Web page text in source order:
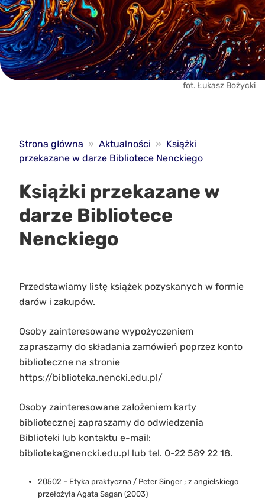
fot. Łukasz Bożycki
Strona główna » Aktualności » Książki
przekazane w darze Bibliotece Nenckiego
Książki przekazane w
darze Bibliotece
Nenckiego
Przedstawiamy listę książek pozyskanych w formie
darów i zakupów.
Osoby zainteresowane wypożyczeniem
zapraszamy do składania zamówień poprzez konto
biblioteczne na stronie
https://biblioteka.nencki.edu.pl/
Osoby zainteresowane założeniem karty
bibliotecznej zapraszamy do odwiedzenia
Biblioteki lub kontaktu e-mail:
biblioteka@nencki.edu.pl lub tel. 0-22 589 22 18.
20502 – Etyka praktyczna / Peter Singer ; z angielskiego
przełożyła Agata Sagan (2003)